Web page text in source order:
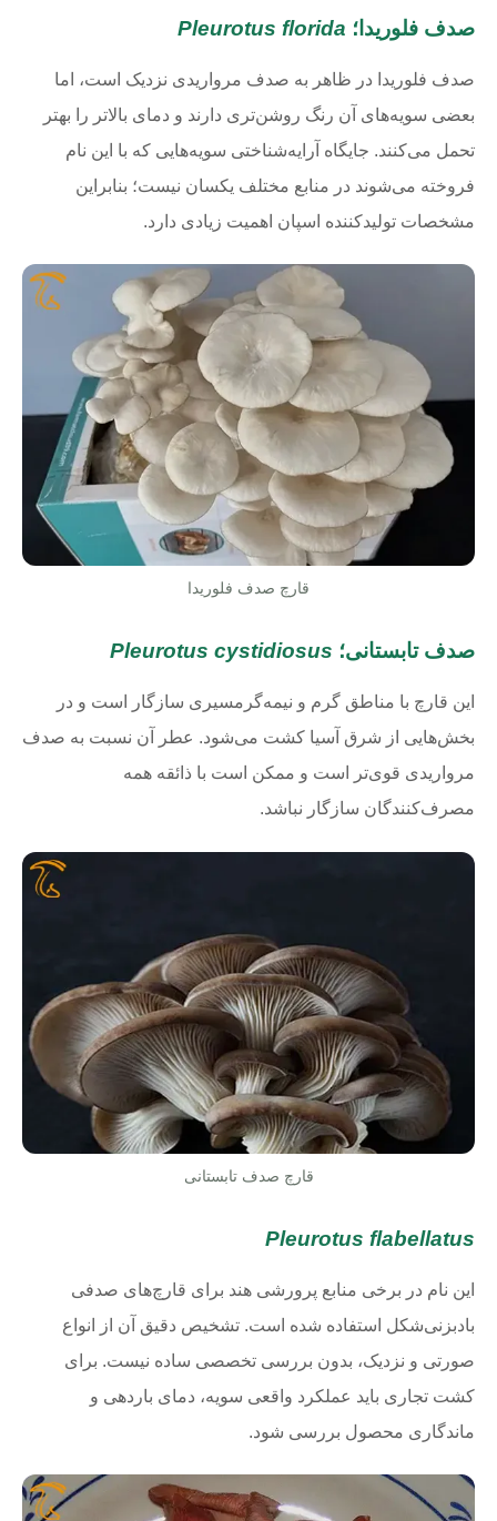
صدف فلوریدا؛ Pleurotus florida
صدف فلوریدا در ظاهر به صدف مرواریدی نزدیک است، اما
بعضی سویه‌های آن رنگ روشن‌تری دارند و دمای بالاتر را بهتر
تحمل می‌کنند. جایگاه آرایه‌شناختی سویه‌هایی که با این نام
فروخته می‌شوند در منابع مختلف یکسان نیست؛ بنابراین
مشخصات تولیدکننده اسپان اهمیت زیادی دارد.
قارچ صدف فلوریدا
صدف تابستانی؛ Pleurotus cystidiosus
این قارچ با مناطق گرم و نیمه‌گرمسیری سازگار است و در
بخش‌هایی از شرق آسیا کشت می‌شود. عطر آن نسبت به صدف
مرواریدی قوی‌تر است و ممکن است با ذائقه همه
مصرف‌کنندگان سازگار نباشد.
قارچ صدف تابستانی
Pleurotus flabellatus
این نام در برخی منابع پرورشی هند برای قارچ‌های صدفی
بادبزنی‌شکل استفاده شده است. تشخیص دقیق آن از انواع
صورتی و نزدیک، بدون بررسی تخصصی ساده نیست. برای
کشت تجاری باید عملکرد واقعی سویه، دمای باردهی و
ماندگاری محصول بررسی شود.